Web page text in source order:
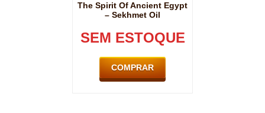
The Spirit Of Ancient Egypt
– Sekhmet Oil
SEM ESTOQUE
COMPRAR